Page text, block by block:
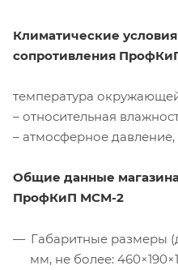
Климатические
сопротивления
температура
– относительная
– атмосферное давление,
Общие данные
ПрофКиП МСМ-2
Габаритные размеры
мм, не более: